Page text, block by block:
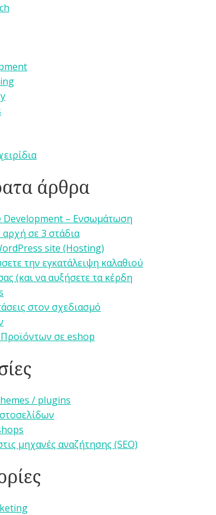
άρθρα
Development – Ενσωμάτωση
αρχή σε 3 στάδια
site (Hosting)
την εγκατάλειψη καλαθιού
(και να αυξήσετε τα κέρδη
στον σχεδιασμό
σε eshop
/ plugins
μηχανές αναζήτησης (SEO)